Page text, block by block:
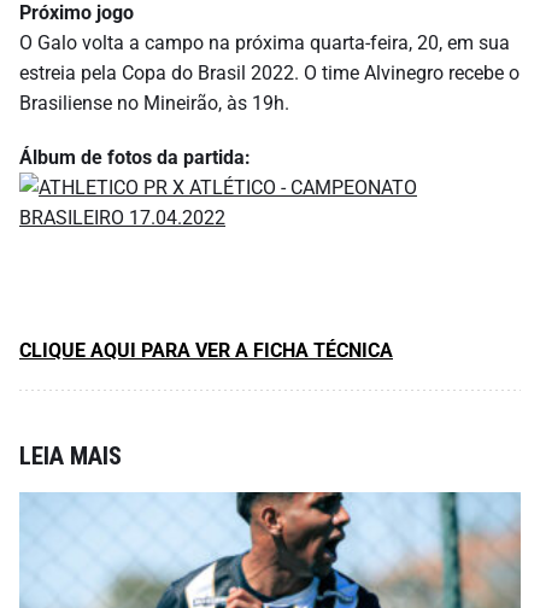
Próximo jogo
O Galo volta a campo na próxima quarta-feira, 20, em sua
estreia pela Copa do Brasil 2022. O time Alvinegro recebe o
Brasiliense no Mineirão, às 19h.
Álbum de fotos da partida:
CLIQUE AQUI PARA VER A FICHA TÉCNICA
LEIA MAIS